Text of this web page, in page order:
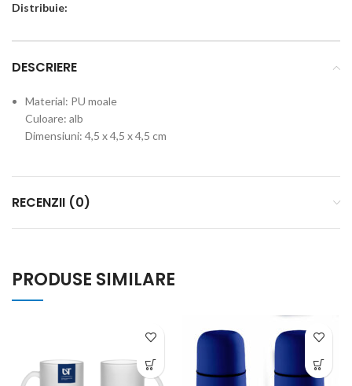
Distribuie:
DESCRIERE
Material: PU moale
Culoare: alb
Dimensiuni: 4,5 x 4,5 x 4,5 cm
RECENZII (0)
PRODUSE SIMILARE